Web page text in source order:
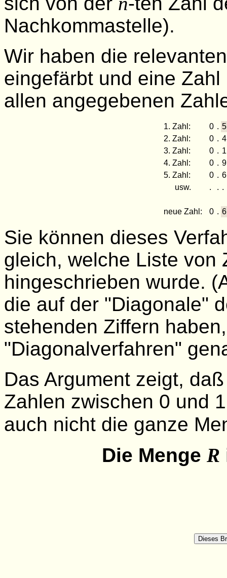
Nachkommastelle).
Wir haben die
eingefärbt und eine
allen angegebenen
1. Zahl: 0 . 5
2. Zahl:
0 . 4
3. Zahl:
0 . 1
4. Zahl:
0 . 9
5. Zahl:
0 . 6
usw.
. . .
neue Zahl: 0 . 6
Sie können dieses
gleich, welche Liste von
hingeschrieben wurde.
die auf der "Diagonale"
stehenden Ziffern
"Diagonalverfahren"
Das Argument zeigt,
Zahlen zwischen 0 und
auch nicht die ganze
Die Menge R